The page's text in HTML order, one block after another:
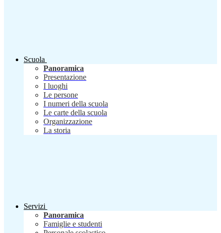
Scuola
Panoramica
Presentazione
I luoghi
Le persone
I numeri della scuola
Le carte della scuola
Organizzazione
La storia
Servizi
Panoramica
Famiglie e studenti